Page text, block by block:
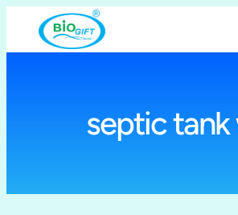
konten
septic tank